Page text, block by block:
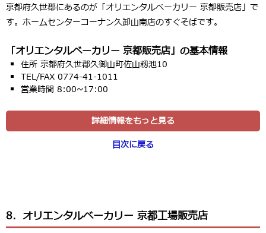
京都府久世郡にあるのが「オリエンタルベーカリー 京都販売店」で
す。ホームセンターコーナン久卸山南店のすぐそばです。
「オリエンタルベーカリー 京都販売店」の基本情報
住所 京都府久世郡久御山町佐山籾池10
TEL/FAX 0774-41-1011
営業時間 8:00~17:00
詳細情報をもっと見る
目次に戻る
8．オリエンタルベーカリー 京都工場販売店